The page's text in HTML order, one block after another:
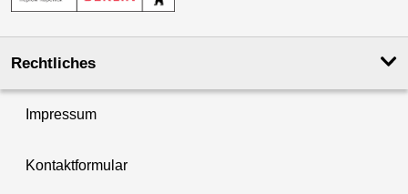
Rechtliches
Impressum
Kontaktformular